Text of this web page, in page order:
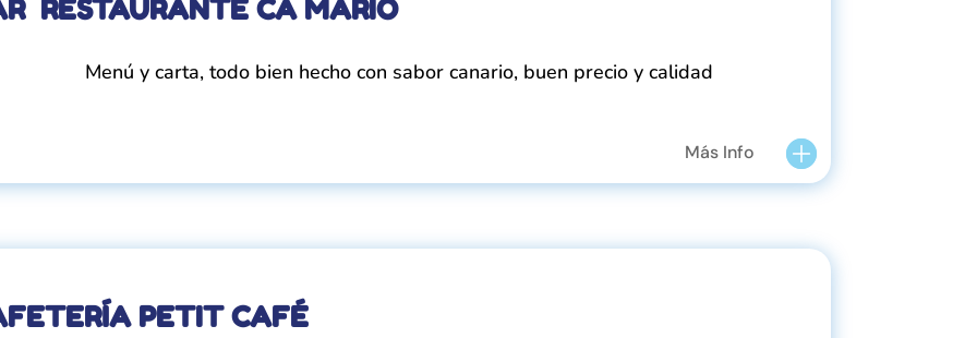
RESTAURANTE CA MARIO
Menú y carta, todo bien hecho con sabor canario, buen precio y calidad
Más Info
PETIT CAFÉ